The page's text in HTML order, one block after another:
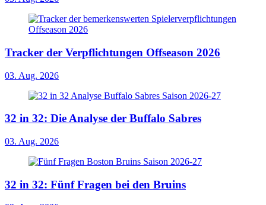
Tracker der Verpflichtungen Offseason 2026
03. Aug. 2026
32 in 32: Die Analyse der Buffalo Sabres
03. Aug. 2026
32 in 32: Fünf Fragen bei den Bruins